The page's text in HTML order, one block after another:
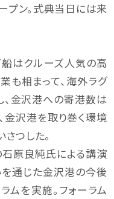
プン。式典当日には来
はクルーズ人気の高
も相まって、海外ラグ
金沢港への寄港数は
金沢港を取り巻く環境
つした。
原良純氏による講演
通じた金沢港の今後
ムを実施。フォーラム